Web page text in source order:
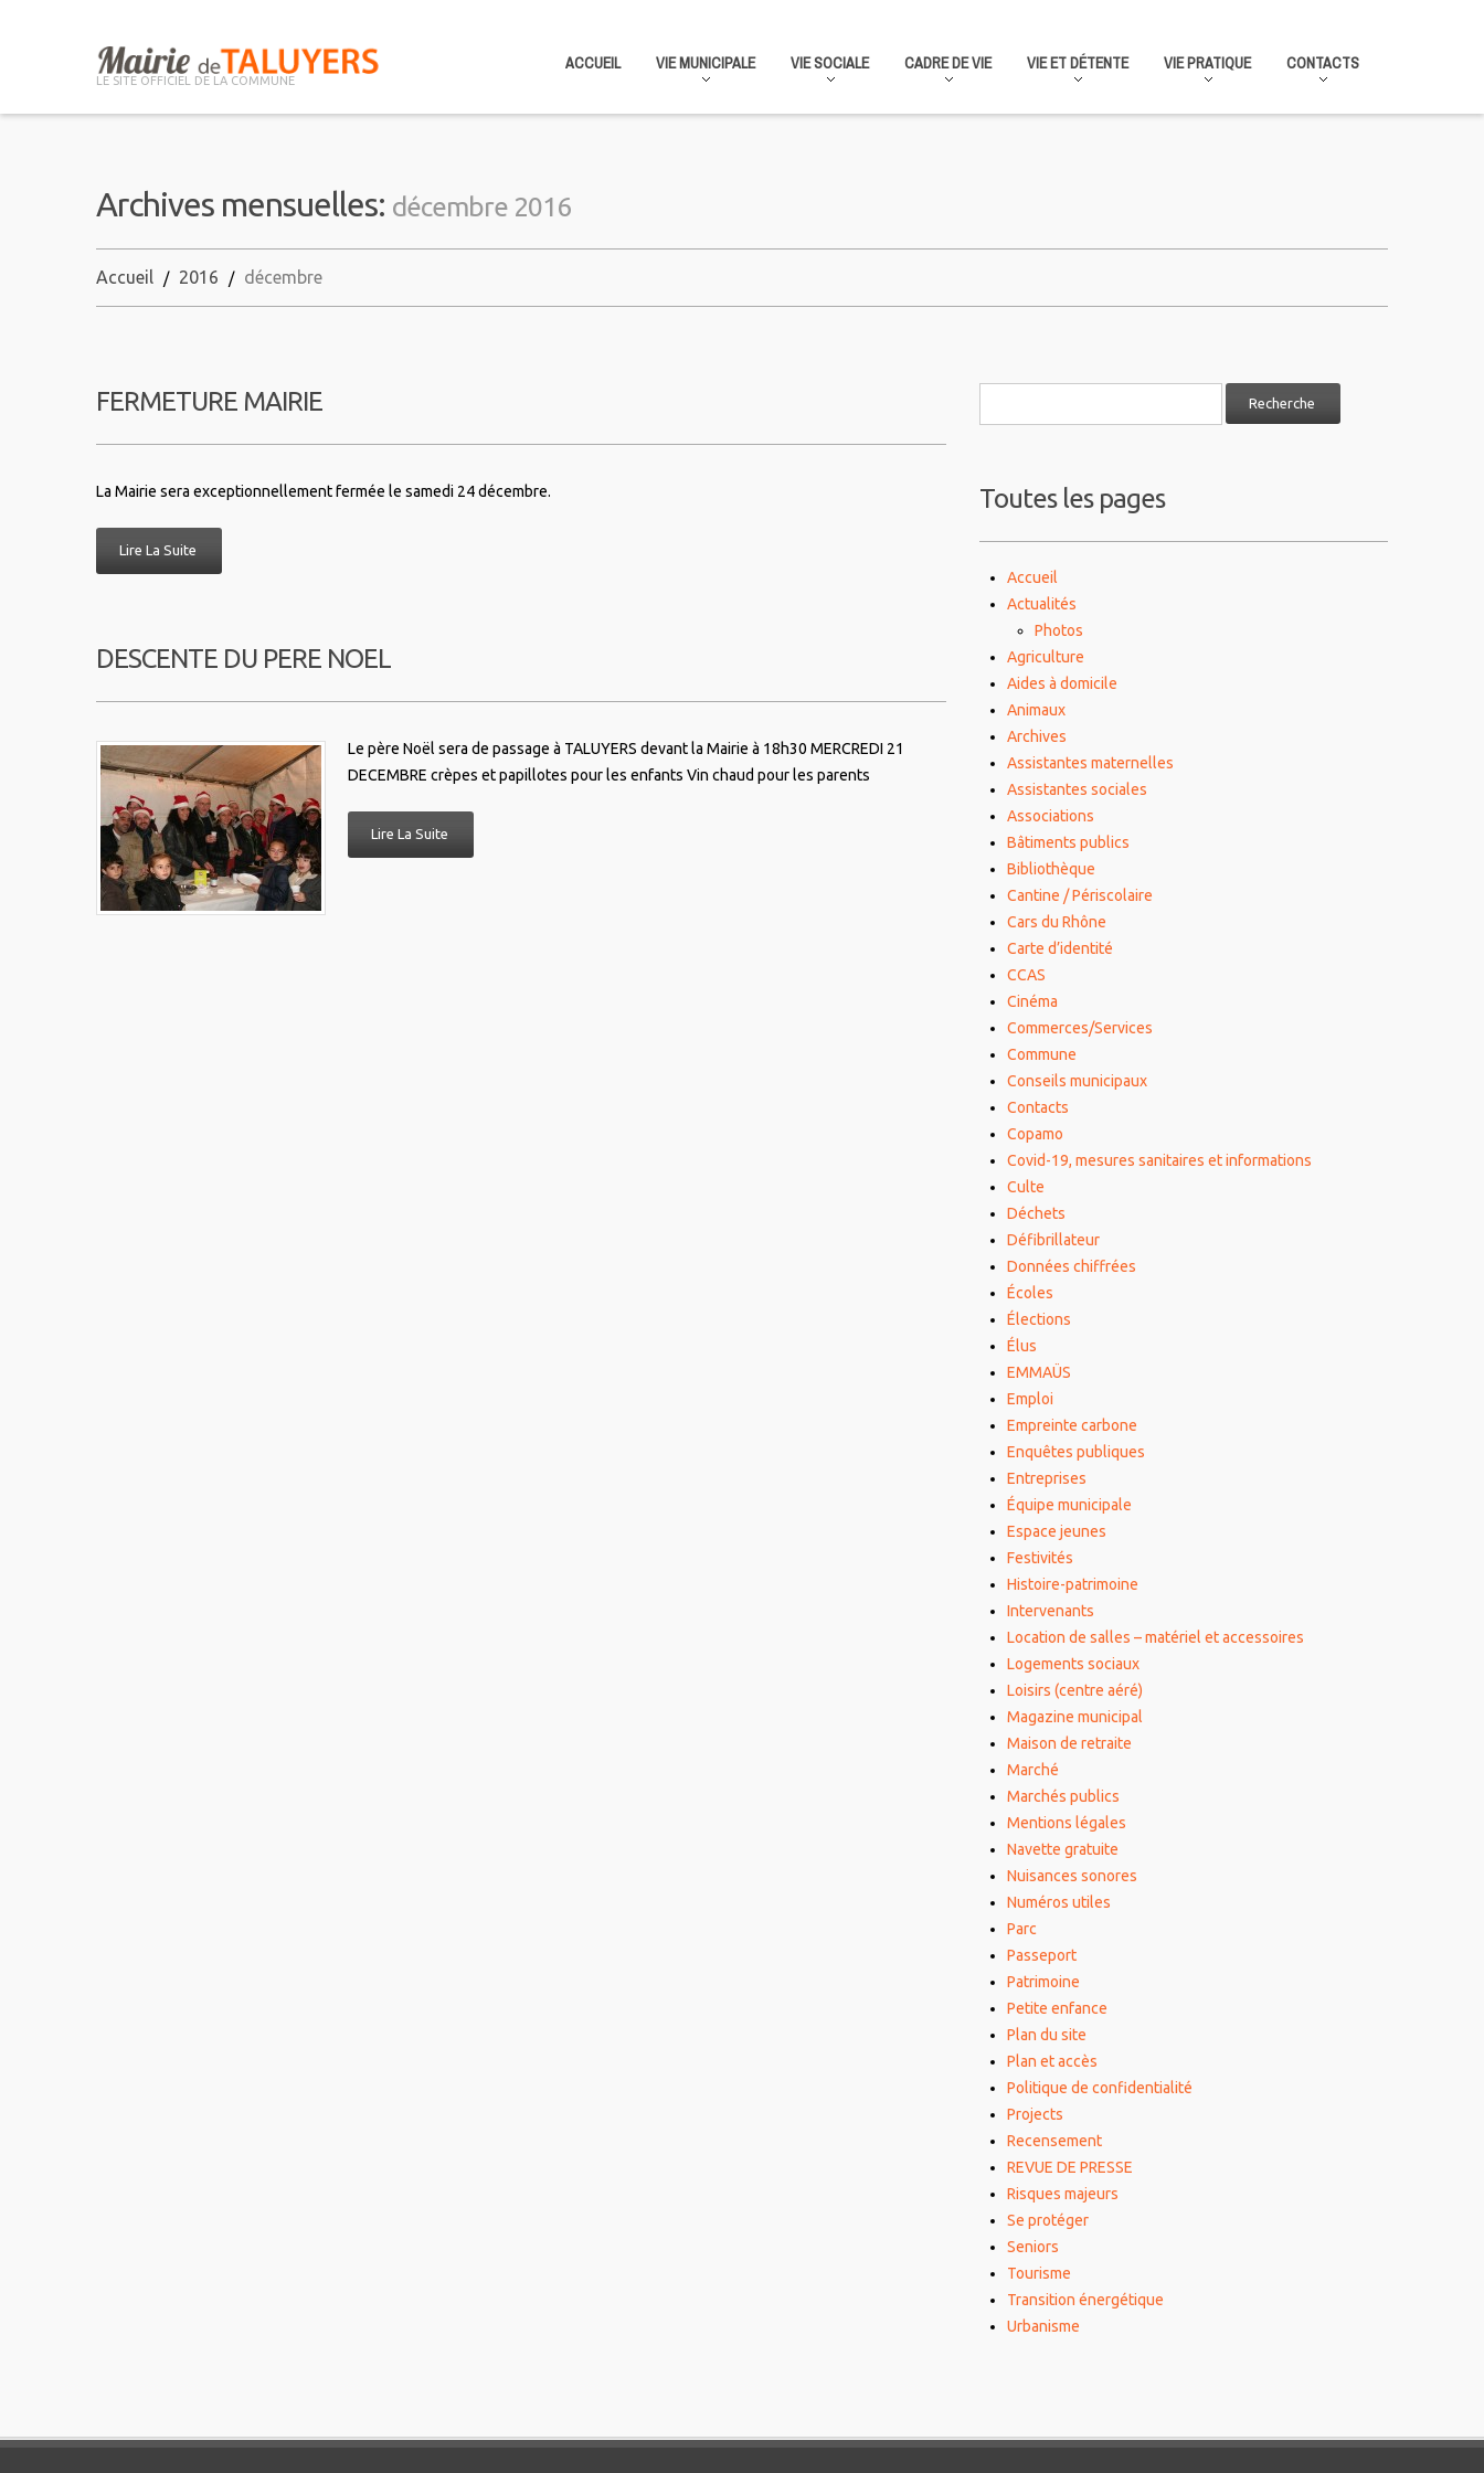
LE SITE OFFICIEL DE LA COMMUNE
ACCUEIL VIE MUNICIPALE VIE SOCIALE CADRE DE VIE VIE ET DÉTENTE VIE PRATIQUE CONTACTS
Archives mensuelles: décembre 2016
Accueil 2016 décembre
FERMETURE MAIRIE
La Mairie sera exceptionnellement fermée le samedi 24 décembre.
Lire La Suite
DESCENTE DU PERE NOEL
Le père Noël sera de passage à TALUYERS devant la Mairie à 18h30 MERCREDI 21
DECEMBRE crèpes et papillotes pour les enfants Vin chaud pour les parents
Lire La Suite
Toutes les pages
Accueil
Actualités
Photos
Agriculture
Aides à domicile
Animaux
Archives
Assistantes maternelles
Assistantes sociales
Associations
Bâtiments publics
Bibliothèque
Cantine / Périscolaire
Cars du Rhône
Carte d’identité
CCAS
Cinéma
Commerces/Services
Commune
Conseils municipaux
Contacts
Copamo
Covid-19, mesures sanitaires et informations
Culte
Déchets
Défibrillateur
Données chiffrées
Écoles
Élections
Élus
EMMAÜS
Emploi
Empreinte carbone
Enquêtes publiques
Entreprises
Équipe municipale
Espace jeunes
Festivités
Histoire-patrimoine
Intervenants
Location de salles – matériel et accessoires
Logements sociaux
Loisirs (centre aéré)
Magazine municipal
Maison de retraite
Marché
Marchés publics
Mentions légales
Navette gratuite
Nuisances sonores
Numéros utiles
Parc
Passeport
Patrimoine
Petite enfance
Plan du site
Plan et accès
Politique de confidentialité
Projects
Recensement
REVUE DE PRESSE
Risques majeurs
Se protéger
Seniors
Tourisme
Transition énergétique
Urbanisme